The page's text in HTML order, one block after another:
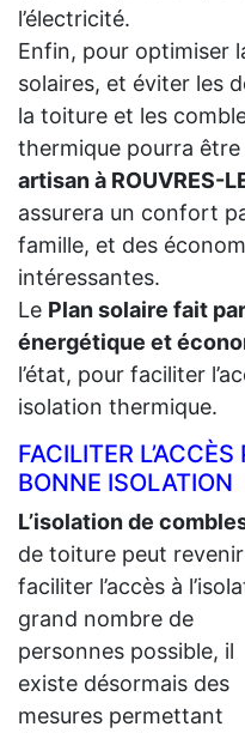
l’électricité.
Enfin, pour optimiser
solaires, et éviter les
la toiture et les
thermique pourra
artisan à ROUVRES-
assurera un confort
famille, et des
intéressantes.
Le Plan solaire fait
énergétique et
l’état, pour faciliter
isolation thermique.
FACILITER
BONNE ISOLATION
L’isolation de
de toiture peut
faciliter l’accès à
grand nombre de
personnes possible, il
existe désormais des
mesures permettant